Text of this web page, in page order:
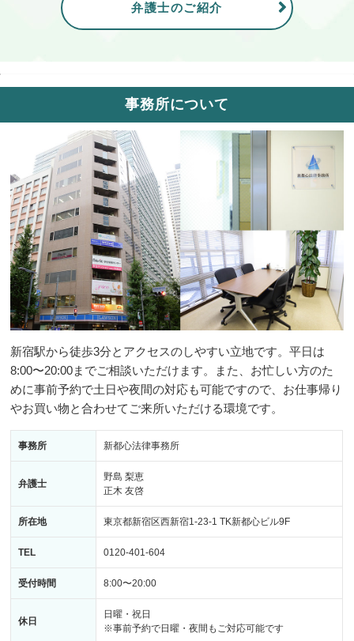
弁護士のご紹介
事務所について
新宿駅から徒歩3分とアクセスのしやすい立地です。平日は
8:00〜20:00までご相談いただけます。また、お忙しい方のた
めに事前予約で土日や夜間の対応も可能ですので、お仕事帰り
やお買い物と合わせてご来所いただける環境です。
事務所 新都心法律事務所
弁護士
野島 梨恵
正木 友啓
所在地 東京都新宿区西新宿1-23-1 TK新都心ビル9F
TEL 0120-401-604
受付時間 8:00〜20:00
休日
日曜・祝日
※事前予約で日曜・夜間もご対応可能です